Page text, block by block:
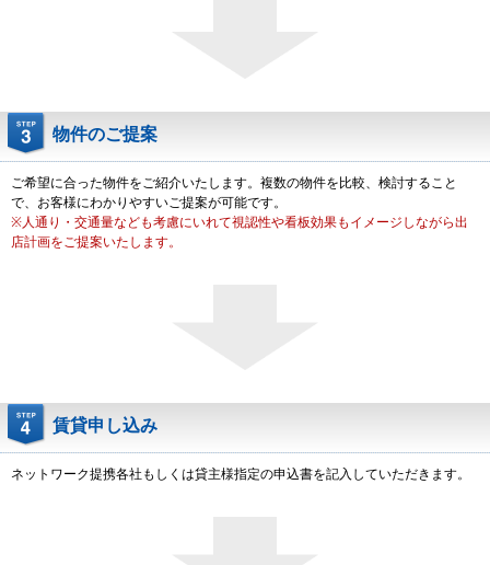
物件のご提案
ご希望に合った物件をご紹介いたします。複数の物件を比較、検討すること
で、お客様にわかりやすいご提案が可能です。
※人通り・交通量なども考慮にいれて視認性や看板効果もイメージしながら出
店計画をご提案いたします。
賃貸申し込み
ネットワーク提携各社もしくは貸主様指定の申込書を記入していただきます。